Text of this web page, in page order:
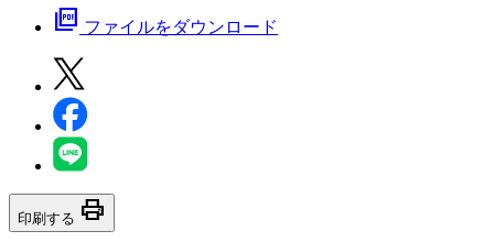
picture_as_pdf ファイルをダウンロード
印刷する print